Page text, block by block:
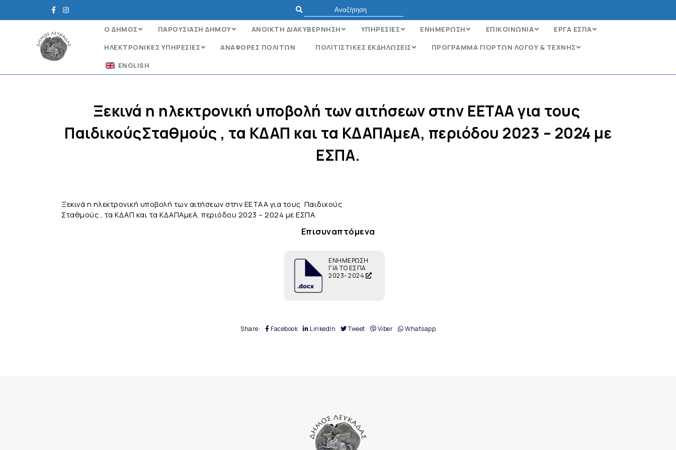
Ο ΔΗΜΟΣ ΠΑΡΟΥΣΙΑΣΗ ΔΗΜΟΥ ΑΝΟΙΚΤΗ ΔΙΑΚΥΒΕΡΝΗΣΗ ΥΠΗΡΕΣΙΕΣ ΕΝΗΜΕΡΩΣΗ ΕΠΙΚΟΙΝΩΝΙΑ
ΕΡΓΑ ΕΣΠΑ
ΗΛΕΚΤΡΟΝΙΚΈΣ ΥΠΗΡΕΣΊΕΣ
ΑΝΑΦΟΡΈΣ ΠΟΛΙΤΏΝ ΠΟΛΙΤΙΣΤΙΚΕΣ ΕΚΔΗΛΩΣΕΙΣ
ΠΡΟΓΡΑΜΜΑ ΓΙΟΡΤΩΝ ΛΟΓΟΥ & ΤΕΧΝΗΣ
ENGLISH
Ξεκινά η ηλεκτρονική υποβολή των αιτήσεων στην ΕΕΤΑΑ για τους
ΠαιδικούςΣταθμούς , τα ΚΔΑΠ και τα ΚΔΑΠΑμεΑ, περιόδου 2023 – 2024 με
ΕΣΠΑ.
Ξεκινά η ηλεκτρονική υποβολή των αιτήσεων στην ΕΕΤΑΑ για τους Παιδικούς
Σταθμούς , τα ΚΔΑΠ και τα ΚΔΑΠΑμεΑ, περιόδου 2023 – 2024 με ΕΣΠΑ.
Επισυναπτόμενα
ΕΝΗΜΕΡΩΣΗ
ΓΙΑ ΤΟ ΕΣΠΑ
2023- 2024
Share: Facebook LinkedIn Tweet Viber Whatsapp